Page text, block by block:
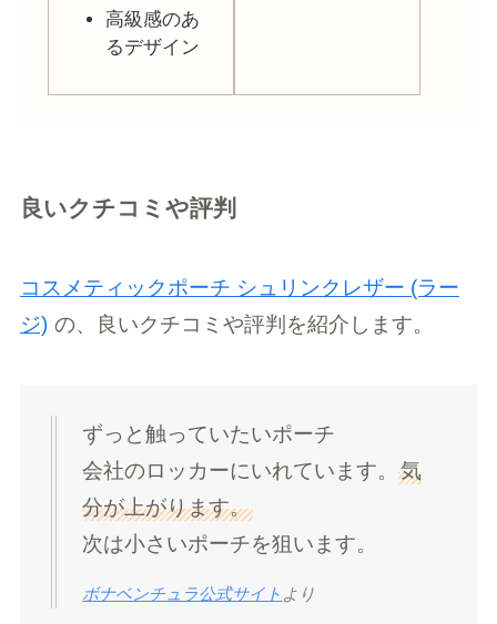
高級感のあ
るデザイン
良いクチコミや評判
コスメティックポーチ シュリンクレザー (ラー
ジ) の、良いクチコミや評判を紹介します。
ずっと触っていたいポーチ
会社のロッカーにいれています。気
分が上がります。
次は小さいポーチを狙います。
ボナベンチュラ公式サイト より